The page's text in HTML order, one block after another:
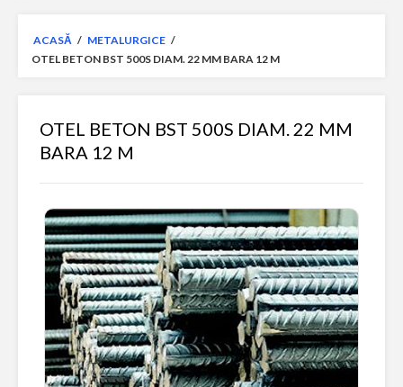
ACASĂ / METALURGICE /
OTEL BETON BST 500S DIAM. 22 MM BARA 12 M
OTEL BETON BST 500S DIAM. 22 MM
BARA 12 M